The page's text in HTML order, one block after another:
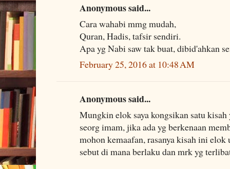
Anonymous said...
Cara wahabi mmg mudah,
Quran, Hadis, tafsir sendiri.
Apa yg Nabi saw tak buat, dibid'ahkan
February 25, 2016 at 10:48 AM
Anonymous said...
Mungkin elok saya kongsikan satu
seorg imam, jika ada yg berkenaan
mohon kemaafan, rasanya kisah ini
sebut di mana berlaku dan mrk yg